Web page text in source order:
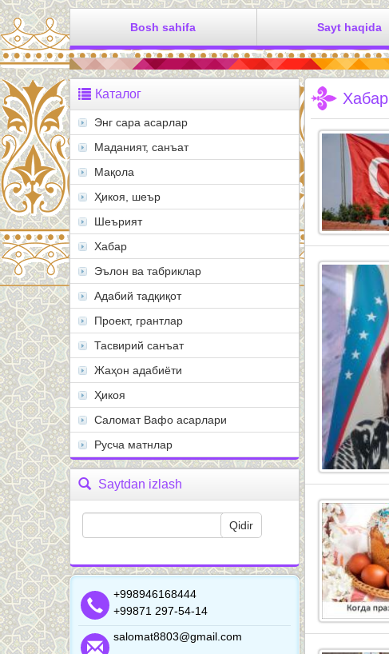
Bosh sahifa Sayt haqida
Каталог
Энг сара асарлар
Маданият, санъат
Мақола
Ҳикоя, шеър
Шеърият
Хабар
Эълон ва табриклар
Адабий тадқиқот
Проект, грантлар
Тасвирий санъат
Жаҳон адабиёти
Ҳикоя
Саломат Вафо асарлари
Русча матнлар
Saytdan izlash
+998946168444
+99871 297-54-14
salomat8803@gmail.com
Хабар